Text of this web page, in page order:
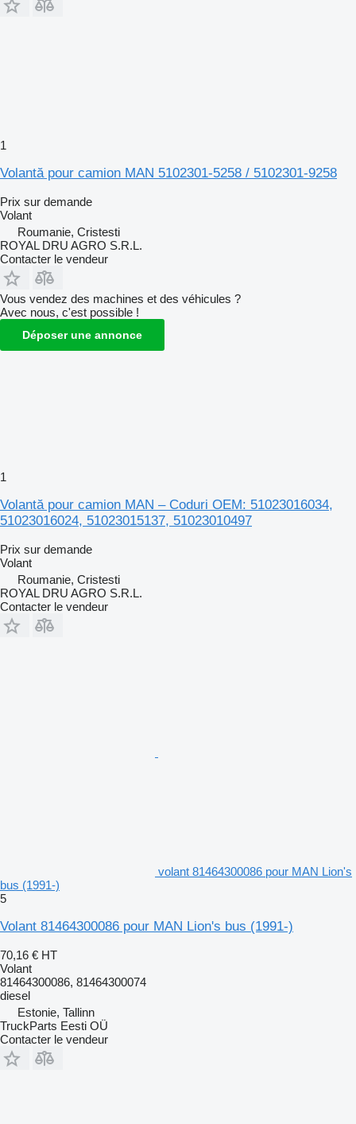
1
Volantă pour camion MAN 5102301-5258 / 5102301-9258
Prix sur demande
Volant
Roumanie, Cristesti
ROYAL DRU AGRO S.R.L.
Contacter le vendeur
Vous vendez des machines et des véhicules ?
Avec nous, c'est possible !
Déposer une annonce
1
Volantă pour camion MAN – Coduri OEM: 51023016034,
51023016024, 51023015137, 51023010497
Prix sur demande
Volant
Roumanie, Cristesti
ROYAL DRU AGRO S.R.L.
Contacter le vendeur
volant 81464300086 pour MAN Lion's
bus (1991-)
5
Volant 81464300086 pour MAN Lion's bus (1991-)
70,16 € HT
Volant
81464300086, 81464300074
diesel
Estonie, Tallinn
TruckParts Eesti OÜ
Contacter le vendeur